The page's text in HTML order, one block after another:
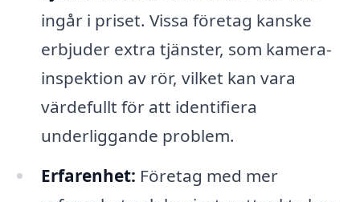
ingår i priset. Vissa företag kanske
erbjuder extra tjänster, som kamera-
inspektion av rör, vilket kan vara
värdefullt för att identifiera
underliggande problem.
Erfarenhet: Företag med mer